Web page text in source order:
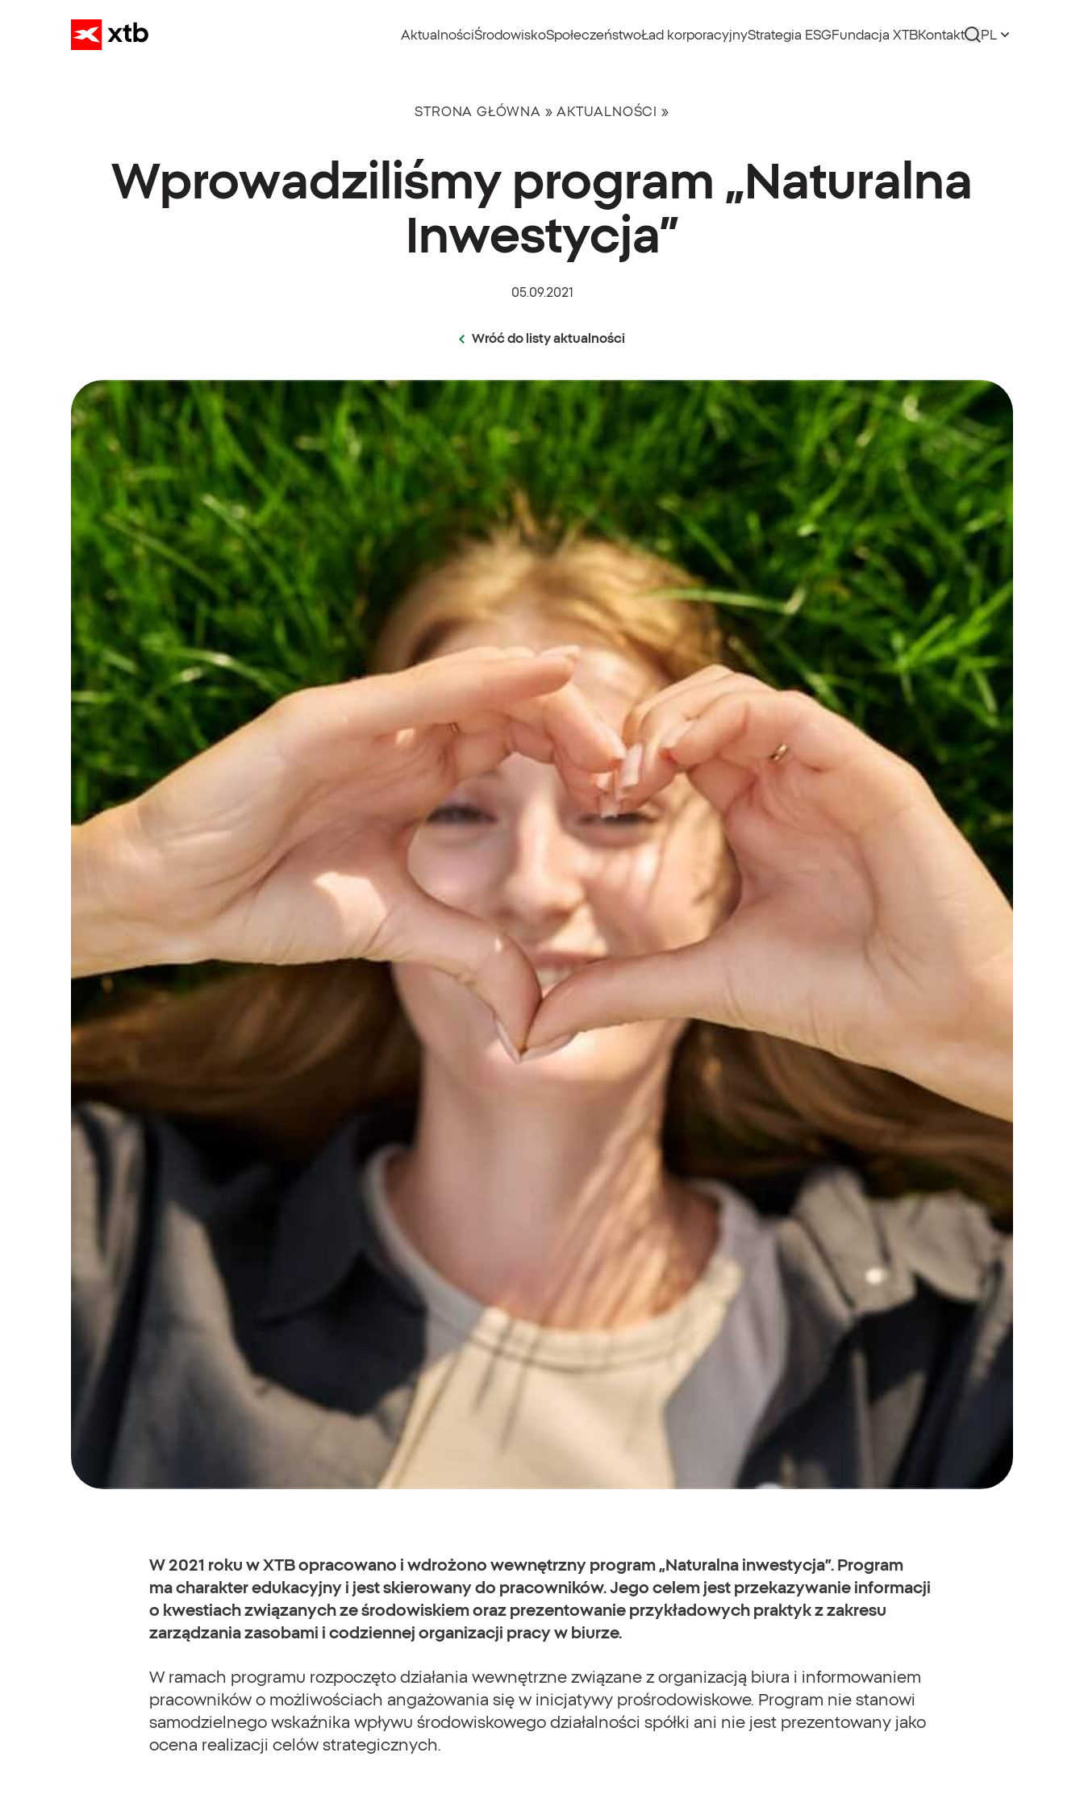
AktualnościŚrodowiskoSpołeczeństwoŁad korporacyjnyStrategia ESGFundacja XTBKontakt PL
STRONA GŁÓWNA »AKTUALNOŚCI »
Wprowadziliśmy program „Naturalna
Inwestycja”
05.09.2021
Wróć do listy aktualności
W 2021 roku w XTB opracowano i wdrożono wewnętrzny program „Naturalna inwestycja”. Program
ma charakter edukacyjny i jest skierowany do pracowników. Jego celem jest przekazywanie informacji
o kwestiach związanych ze środowiskiem oraz prezentowanie przykładowych praktyk z zakresu
zarządzania zasobami i codziennej organizacji pracy w biurze.
W ramach programu rozpoczęto działania wewnętrzne związane z organizacją biura i informowaniem
pracowników o możliwościach angażowania się w inicjatywy prośrodowiskowe. Program nie stanowi
samodzielnego wskaźnika wpływu środowiskowego działalności spółki ani nie jest prezentowany jako
ocena realizacji celów strategicznych.